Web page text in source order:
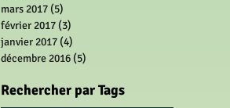
mars 2017 (5)
février 2017 (3)
janvier 2017 (4)
décembre 2016 (5)
Rechercher par Tags